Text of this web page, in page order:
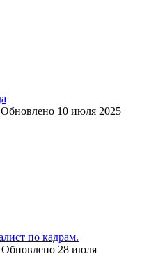
Обновлено 10 июля 2025
по кадрам.
Обновлено 28 июля